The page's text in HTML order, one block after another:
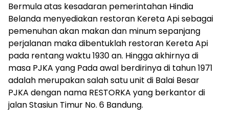
Bermula atas kesadaran pemerintahan Hindia
Belanda menyediakan restoran Kereta Api sebagai
pemenuhan akan makan dan minum sepanjang
perjalanan maka dibentuklah restoran Kereta Api
pada rentang waktu 1930 an. Hingga akhirnya di
masa PJKA yang Pada awal berdirinya di tahun 1971
adalah merupakan salah satu unit di Balai Besar
PJKA dengan nama RESTORKA yang berkantor di
jalan Stasiun Timur No. 6 Bandung.